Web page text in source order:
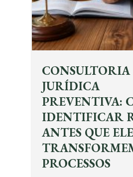
CONSULTORIA
JURÍDICA
PREVENTIVA:
IDENTIFICAR
ANTES QUE
PROCESSOS